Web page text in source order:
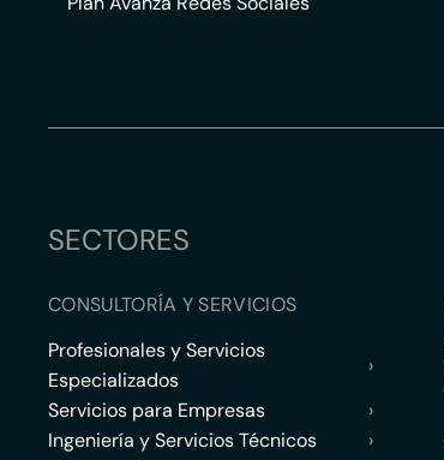
SECTORES
CONSULTORÍA Y SERVICIOS
Profesionales y Servicios
Especializados
›
Servicios para Empresas
›
Ingeniería y Servicios Técnicos
›